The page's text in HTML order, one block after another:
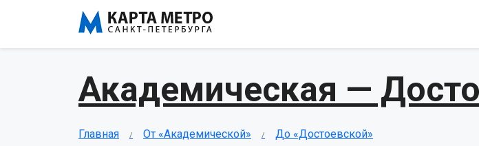
Академическая —
Главная От «Академической» До «Достоевской»